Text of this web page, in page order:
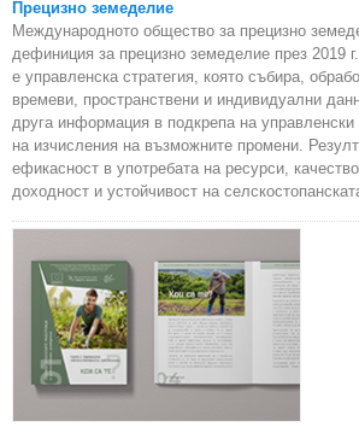
Прецизно земеделие
Международното общество за прецизно
дефиниция за прецизно земеделие през 2019
е управленска стратегия, която събира,
времеви, пространствени и индивидуални
друга информация в подкрепа на
на изчисления на възможните промени.
ефикасност в употребата на ресурси,
доходност и устойчивост на